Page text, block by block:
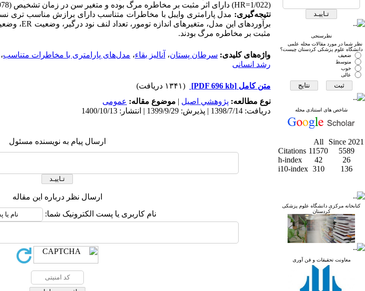
نظرسنجی
نظر شما در مورد مقالات مجله علمی
دانشگاه علوم پزشکی کردستان چیست؟
ضعیف
متوسط
خوب
عالی
شاخص های استنادی مجله
All
Since 2021
Citations 11570
5589
h-index
42
26
i10-index 310 136
کتابخانه مرکزی دانشگاه علوم پزشکی
کردستان
معاونت تحقیقات و فن آوری
(1/022
HR=) دارای اثر مثبت بر مخاطره مرگ بوده و متغیر سن در زمان تشخیص (0/978
نتیجه‌گیری: مدل پارامتری وایبل با مخاطرات متناسب دارای برازش مناسب­ تری
برآوردهای این مدل، متغیرهای اندازه تومور، تعداد لنف ­نود درگیر، وضعیت ER،
مثبت بر مخاطره مرگ بودند.
واژه‌های کلیدی: سرطان پستان، آنالیز بقاء، مدل‌های پارامتری با مخاطرات متناسب،
رشد انسانی
متن کامل [PDF 696 kb]
(۱۳۴۱ دریافت)
نوع مطالعه: پژوهشي اصیل | موضوع مقاله: عمومى
دریافت: 1398/7/14 | پذیرش: 1399/9/29 | انتشار: 1400/10/13
ارسال پیام به نویسنده مسئول
ارسال نظر درباره این مقاله
نام کاربری یا پست الکترونیک شما: